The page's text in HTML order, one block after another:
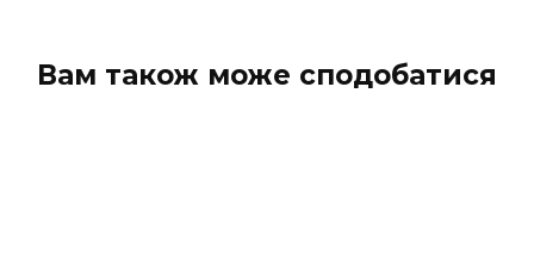
Вам також може сподобатися